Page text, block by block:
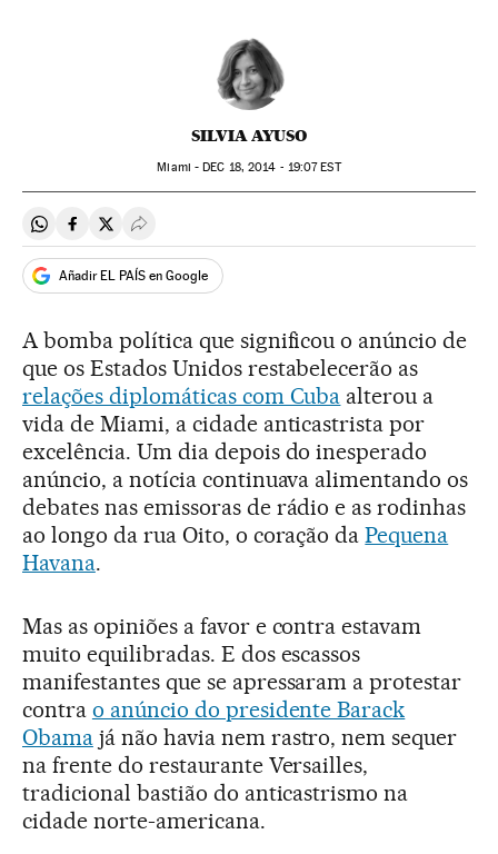
SILVIA AYUSO
Miami -DEC 18, 2014 - 19:07EST
Compartir en Whatsapp
Compartir en Facebook
Compartir en Twitter
Desplegar Redes Sociales
Añadir EL PAÍS en Google
A bomba política que significou o anúncio de
que os Estados Unidos restabelecerão as
relações diplomáticas com Cuba alterou a
vida de Miami, a cidade anticastrista por
excelência. Um dia depois do inesperado
anúncio, a notícia continuava alimentando os
debates nas emissoras de rádio e as rodinhas
ao longo da rua Oito, o coração daPequena
Havana.
Mas as opiniões a favor e contra estavam
muito equilibradas. E dos escassos
manifestantes que se apressaram a protestar
contra o anúncio do presidente Barack
Obamajá não havia nem rastro, nem sequer
na frente do restaurante Versailles,
tradicional bastião do anticastrismo na
cidade norte-americana.